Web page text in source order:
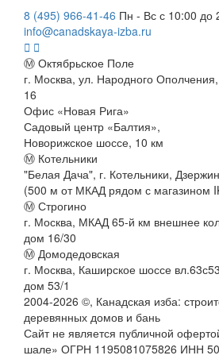
8 (495) 966-41-46 Пн - Вс с 10:00 до
info@canadskaya-izba.ru
Ⓜ Октябрьское Поле
г. Москва, ул. Народного
16
Офис «Новая Рига»
Садовый центр «Балтия»,
Новорижское шоссе, 10 км
Ⓜ Котельники
"Белая Дача", г. Котельники,
(500 м от МКАД рядом с магазином
Ⓜ Строгино
г. Москва, МКАД 65-й км внешнее
дом 16/30
Ⓜ Домодедовская
г. Москва, Каширское шоссе
дом 53/1
2004-2026 ©, Канадская изба:
деревянных домов и бань
Сайт не является публичной
шале» ОГРН 1195081075826 ИНН